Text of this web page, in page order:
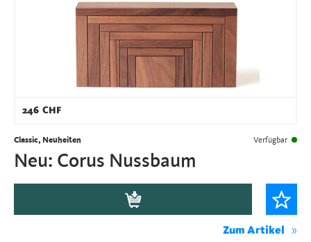
246 CHF
Classic, Neuheiten Verfügbar
Neu: Corus Nussbaum
Zum Artikel